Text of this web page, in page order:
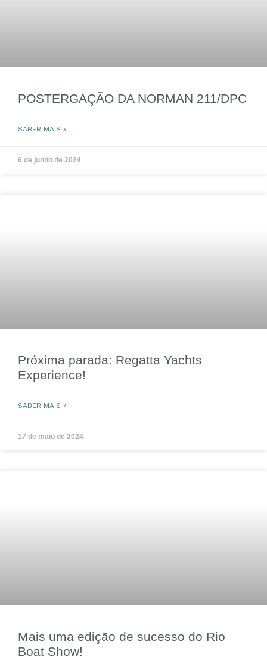
POSTERGAÇÃO DA NORMAN 211/DPC
SABER MAIS »
6 de junho de 2024
Próxima parada: Regatta Yachts
Experience!
SABER MAIS »
17 de maio de 2024
Mais uma edição de sucesso do Rio
Boat Show!